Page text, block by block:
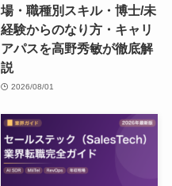
場・職種別スキル・博士/未
経験からのなり方・キャリ
アパスを高野秀敏が徹底解
説
2026/08/01